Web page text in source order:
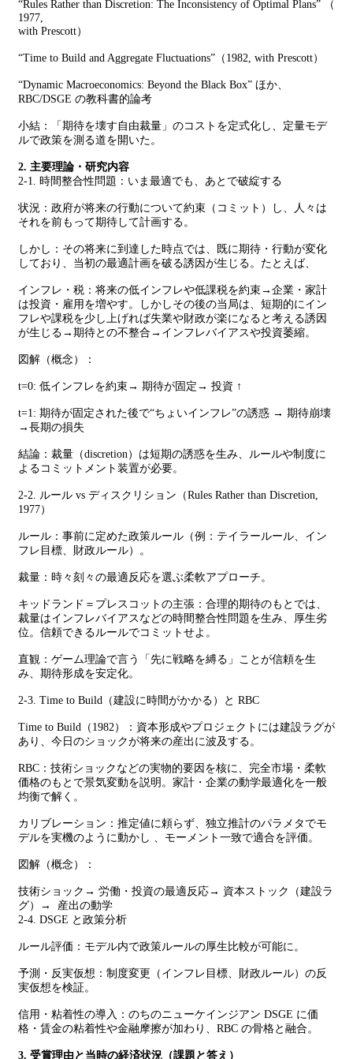
“Rules Rather than Discretion: The Inconsistency of Optimal Plans” （
1977,
with Prescott）
“Time to Build and Aggregate Fluctuations”（1982, with Prescott）
“Dynamic Macroeconomics: Beyond the Black Box” ほか、
RBC/DSGE の教科書的論考
小結：「期待を壊す自由裁量」のコストを定式化し、定量モデ
ルで政策を測る道を開いた。
2. 主要理論・研究内容
2-1. 時間整合性問題：いま最適でも、あとで破綻する
状況：政府が将来の行動について約束（コミット）し、人々は
それを前もって期待して計画する。
しかし：その将来に到達した時点では、既に期待・行動が変化
しており、当初の最適計画を破る誘因が生じる。たとえば、
インフレ・税：将来の低インフレや低課税を約束→企業・家計
は投資・雇用を増やす。しかしその後の当局は、短期的にイン
フレや課税を少し上げれば失業や財政が楽になると考える誘因
が生じる→期待との不整合→インフレバイアスや投資萎縮。
図解（概念）：
t=0: 低インフレを約束→ 期待が固定→ 投資 ↑
t=1: 期待が固定された後で“ちょいインフレ”の誘惑 → 期待崩壊
→長期の損失
結論：裁量（discretion）は短期の誘惑を生み、ルールや制度に
よるコミットメント装置が必要。
2-2. ルール vs ディスクリション（Rules Rather than Discretion,
1977）
ルール：事前に定めた政策ルール（例：テイラールール、イン
フレ目標、財政ルール）。
裁量：時々刻々の最適反応を選ぶ柔軟アプローチ。
キッドランド＝プレスコットの主張：合理的期待のもとでは、
裁量はインフレバイアスなどの時間整合性問題を生み、厚生劣
位。信頼できるルールでコミットせよ。
直観：ゲーム理論で言う「先に戦略を縛る」ことが信頼を生
み、期待形成を安定化。
2-3. Time to Build（建設に時間がかかる）と RBC
Time to Build（1982）：資本形成やプロジェクトには建設ラグが
あり、今日のショックが将来の産出に波及する。
RBC：技術ショックなどの実物的要因を核に、完全市場・柔軟
価格のもとで景気変動を説明。家計・企業の動学最適化を一般
均衡で解く。
カリブレーション：推定値に頼らず、独立推計のパラメタでモ
デルを実機のように動かし 、モーメント一致で適合を評価。
図解（概念）：
技術ショック→ 労働・投資の最適反応→ 資本ストック（建設ラ
グ）→ 産出の動学
2-4. DSGE と政策分析
ルール評価：モデル内で政策ルールの厚生比較が可能に。
予測・反実仮想：制度変更（インフレ目標、財政ルール）の反
実仮想を検証。
信用・粘着性の導入：のちのニューケインジアン DSGE に価
格・賃金の粘着性や金融摩擦が加わり、RBC の骨格と融合。
3. 受賞理由と当時の経済状況（課題と答え）